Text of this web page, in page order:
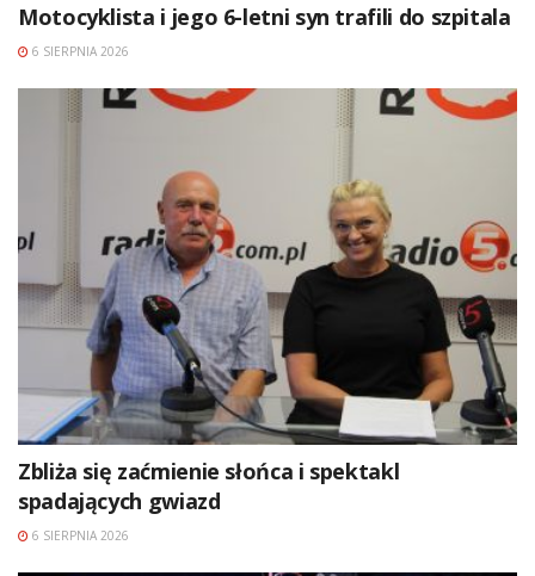
Motocyklista i jego 6-letni syn trafili do szpitala
6 SIERPNIA 2026
Zbliża się zaćmienie słońca i spektakl
spadających gwiazd
6 SIERPNIA 2026